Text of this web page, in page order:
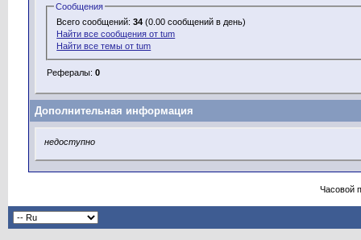
Сообщения
Всего сообщений:34 (0.00 сообщений в день)
Найти все сообщения от tum
Найти все темы от tum
Рефералы: 0
Дополнительная информация
недоступно
Часовой